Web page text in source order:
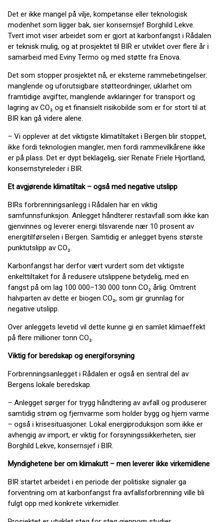
Det er ikke mangel på vilje, kompetanse eller teknologisk
modenhet som ligger bak, sier konsernsjef Borghild Lekve.
Tvert imot viser arbeidet som er gjort at karbonfangst i Rådalen
er teknisk mulig, og at prosjektet til BIR er utviklet over flere år i
samarbeid med Eviny Termo og med støtte fra Enova.
Det som stopper prosjektet nå, er eksterne rammebetingelser:
manglende og uforutsigbare støtteordninger, uklarhet om
framtidige avgifter, manglende avklaringer for transport og
lagring av CO₂ og et finansielt risikobilde som er for stort til at
BIR kan gå videre alene.
– Vi opplever at det viktigste klimatiltaket i Bergen blir stoppet,
ikke fordi teknologien mangler, men fordi rammevilkårene ikke
er på plass. Det er dypt beklagelig, sier Renate Friele Hjortland,
konsernstyreleder i BIR.
Et avgjørende klimatiltak – også med negative utslipp
BIRs forbrenningsanlegg i Rådalen har en viktig
samfunnsfunksjon. Anlegget håndterer restavfall som ikke kan
gjenvinnes og leverer energi tilsvarende nær 10 prosent av
energitilførselen i Bergen. Samtidig er anlegget byens største
punktutslipp av CO₂.
Karbonfangst har derfor vært vurdert som det viktigste
enkelttiltaket for å redusere utslippene betydelig, med en
fangst på om lag 100 000–130 000 tonn CO₂ årlig. Omtrent
halvparten av dette er biogen CO₂, som gir grunnlag for
negative utslipp.
Over anleggets levetid vil dette kunne gi en samlet klimaeffekt
på flere millioner tonn CO₂.
Viktig for beredskap og energiforsyning
Forbrenningsanlegget i Rådalen er også en sentral del av
Bergens lokale beredskap.
– Anlegget sørger for trygg håndtering av avfall og produserer
samtidig strøm og fjernvarme som holder bygg og hjem varme
– også i krisesituasjoner. Lokal energiproduksjon som ikke er
avhengig av import, er viktig for forsyningssikkerheten, sier
Borghild Lekve, konsernsjef i BIR.
Myndighetene ber om klimakutt – men leverer ikke virkemidlene
BIR startet arbeidet i en periode der politiske signaler ga
forventning om at karbonfangst fra avfallsforbrenning ville bli
fulgt opp med konkrete virkemidler.